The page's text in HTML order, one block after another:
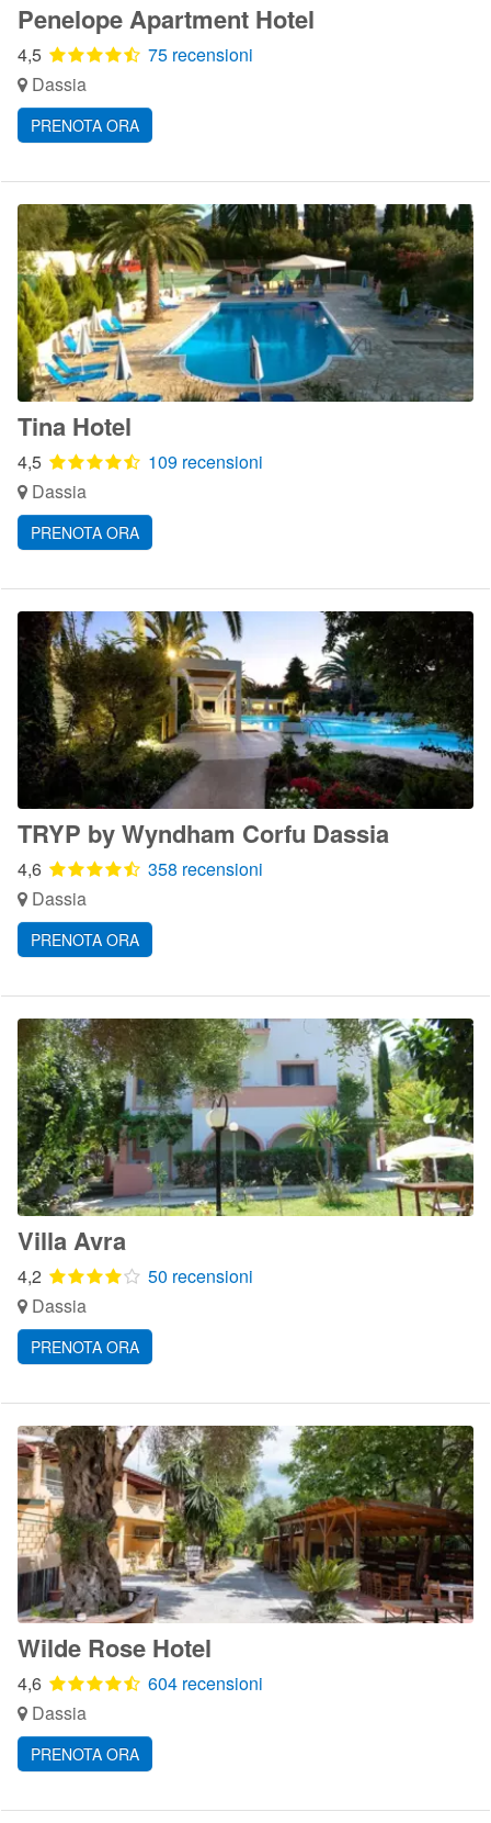
Penelope Apartment Hotel
4,5
75 recensioni
Dassia
PRENOTA ORA
Tina Hotel
4,5
109 recensioni
Dassia
PRENOTA ORA
TRYP by Wyndham Corfu Dassia
4,6
358 recensioni
Dassia
PRENOTA ORA
Villa Avra
4,2
50 recensioni
Dassia
PRENOTA ORA
Wilde Rose Hotel
4,6
604 recensioni
Dassia
PRENOTA ORA